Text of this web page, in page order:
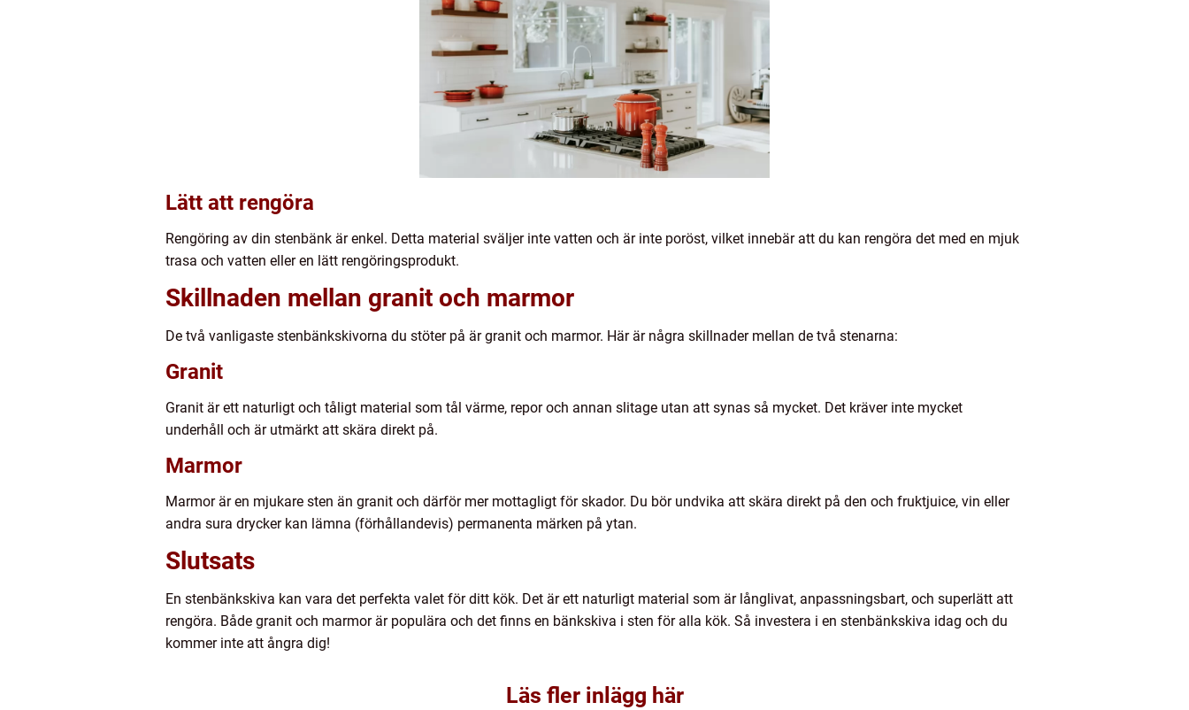
Lätt att rengöra
Rengöring av din stenbänk är enkel. Detta material sväljer inte vatten och är inte poröst, vilket innebär att du kan rengöra det med en mjuk
trasa och vatten eller en lätt rengöringsprodukt.
Skillnaden mellan granit och marmor
De två vanligaste stenbänkskivorna du stöter på är granit och marmor. Här är några skillnader mellan de två stenarna:
Granit
Granit är ett naturligt och tåligt material som tål värme, repor och annan slitage utan att synas så mycket. Det kräver inte mycket
underhåll och är utmärkt att skära direkt på.
Marmor
Marmor är en mjukare sten än granit och därför mer mottagligt för skador. Du bör undvika att skära direkt på den och fruktjuice, vin eller
andra sura drycker kan lämna (förhållandevis) permanenta märken på ytan.
Slutsats
En stenbänkskiva kan vara det perfekta valet för ditt kök. Det är ett naturligt material som är långlivat, anpassningsbart, och superlätt att
rengöra. Både granit och marmor är populära och det finns en bänkskiva i sten för alla kök. Så investera i en stenbänkskiva idag och du
kommer inte att ångra dig!
Läs fler inlägg här